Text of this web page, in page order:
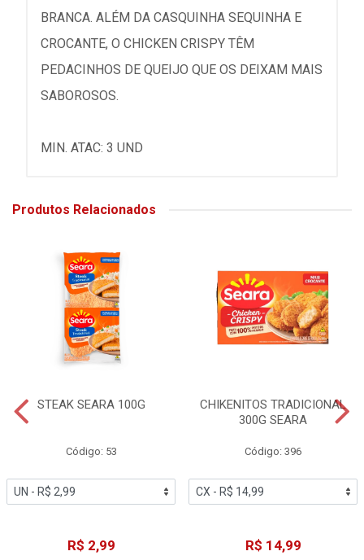
BRANCA. ALÉM DA CASQUINHA SEQUINHA E
CROCANTE, O CHICKEN CRISPY TÊM
PEDACINHOS DE QUEIJO QUE OS DEIXAM MAIS
SABOROSOS.
MIN. ATAC: 3 UND
Produtos Relacionados
STEAK SEARA 100G
Código: 53
R$ 2,99
CHIKENITOS TRADICIONAL
300G SEARA
Código: 396
R$ 14,99